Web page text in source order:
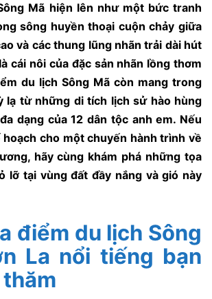
Mã hiện lên như một bức tranh
sông huyền thoại cuộn chảy giữa
và các thung lũng nhãn trải dài hút
cái nôi của đặc sản nhãn lồng thơm
du lịch Sông Mã còn mang trong
lạ từ những di tích lịch sử hào hùng
dạng của 12 dân tộc anh em. Nếu
hoạch cho một chuyến hành trình về
hãy cùng khám phá những tọa
lỡ tại vùng đất đầy nắng và gió này
điểm du lịch Sông
La nổi tiếng bạn